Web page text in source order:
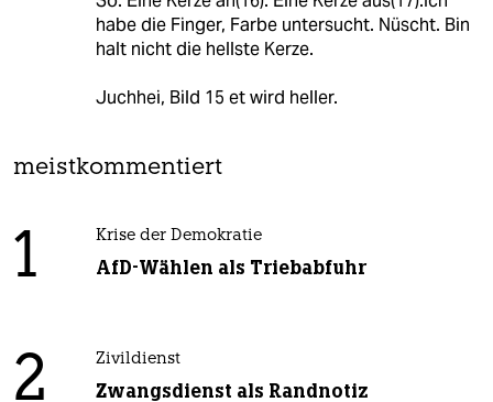
habe die Finger, Farbe untersucht. Nüscht. Bin
halt nicht die hellste Kerze.
Juchhei, Bild 15 et wird heller.
meistkommentiert
1 Krise der Demokratie
AfD-Wählen als Triebabfuhr
2 Zivildienst
Zwangsdienst als Randnotiz